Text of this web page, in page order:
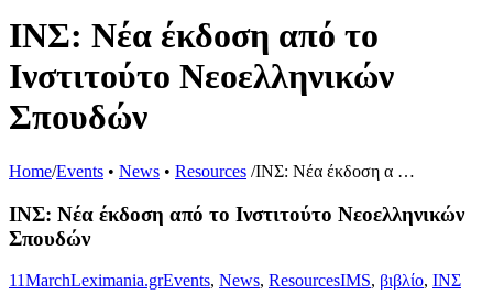
ΙΝΣ: Νέα έκδοση από το
Ινστιτούτο Νεοελληνικών
Σπουδών
Home/Events • News • Resources /ΙΝΣ: Νέα έκδοση α …
ΙΝΣ: Νέα έκδοση από το Ινστιτούτο Νεοελληνικών
Σπουδών
11MarchLeximania.grEvents, News, ResourcesIMS, βιβλίο, ΙΝΣ